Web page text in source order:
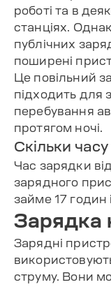
роботі та в
станціях.
публічних
поширені
Це повільний
підходить для
перебування
протягом ночі.
Скільки
Час зарядки
зарядного
займе 17 годин
Зарядка
Зарядні
струму. Вони